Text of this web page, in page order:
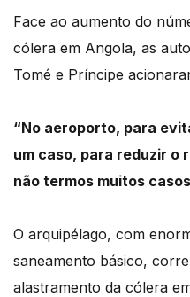
Face ao aumento do
cólera em Angola, as
Tomé e Príncipe
“No aeroporto, para
um caso, para reduzir o
não termos muitos
O arquipélago, com
saneamento básico,
alastramento da cólera